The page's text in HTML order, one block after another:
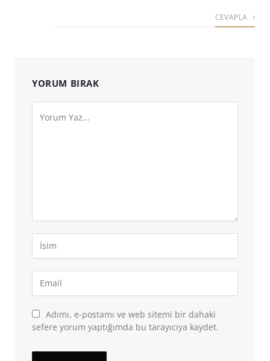
CEVAPLA
YORUM BIRAK
Adımı, e-postamı ve web sitemi bir dahaki
sefere yorum yaptığımda bu tarayıcıya kaydet.